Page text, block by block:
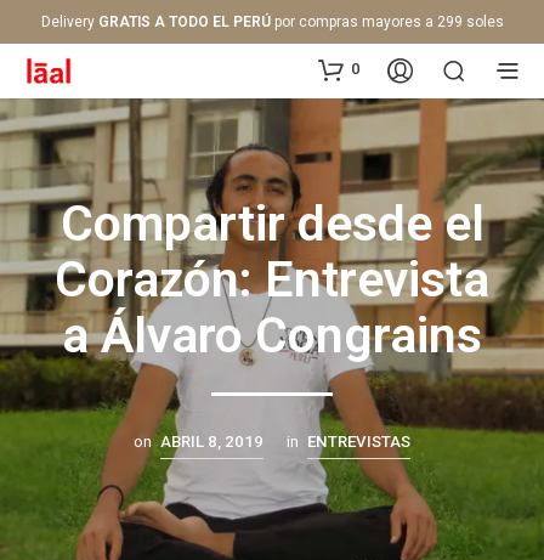
Delivery GRATIS A TODO EL PERÚpor compras mayores a 299 soles
0
Compartir desde el
Corazón: Entrevista
a Álvaro Congrains
on ABRIL 8, 2019 in ENTREVISTAS